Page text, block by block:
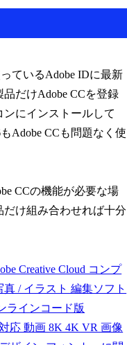
ているAdobe IDに最新
だけAdobe CCを登録
ンにインストールして
Adobe CCも問題なく使
CCの機能が必要な場
だけ組み合わせれば十分
Creative Cloud コンプ
真 / イラスト 編集ソフト
ラインコード版
応 動画 8K 4K VR 画像